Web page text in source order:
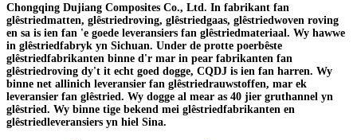
Chongqing Dujiang Composites Co., Ltd. In fabrikant fan
glêstriedmatten, glêstriedroving, glêstriedgaas, glêstriedwoven roving
en sa is ien fan 'e goede leveransiers fan glêstriedmateriaal. Wy hawwe
in glêstriedfabryk yn Sichuan. Under de protte poerbêste
glêstriedfabrikanten binne d'r mar in pear fabrikanten fan
glêstriedroving dy't it echt goed dogge, CQDJ is ien fan harren. Wy
binne net allinich leveransier fan glêstriedrauwstoffen, mar ek
leveransier fan glêstried. Wy dogge al mear as 40 jier gruthannel yn
glêstried. Wy binne tige bekend mei glêstriedfabrikanten en
glêstriedleveransiers yn hiel Sina.